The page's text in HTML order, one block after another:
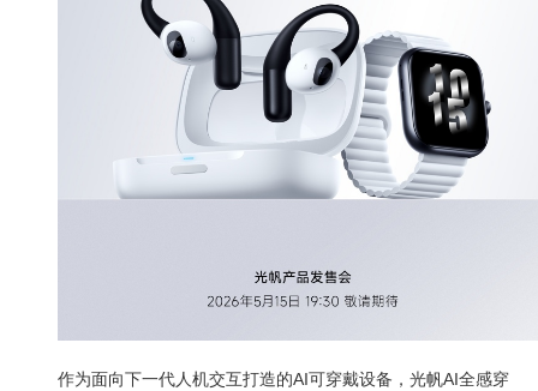
作为面向下一代人机交互打造的AI可穿戴设备，光帆AI全感穿